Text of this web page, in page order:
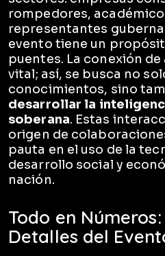
rompedores,
representantes
evento tiene un
puentes. La conexión
vital; así, se busca no
conocimientos, sino
desarrollar la
soberana. Estas
origen de
pauta en el uso de la
desarrollo social y
nación.
Todo en
Detalles del